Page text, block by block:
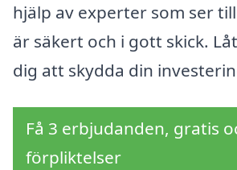
hjälp av experter som ser
är säkert och i gott skick.
dig att skydda din
Få 3 erbjudanden, gratis
förpliktelser